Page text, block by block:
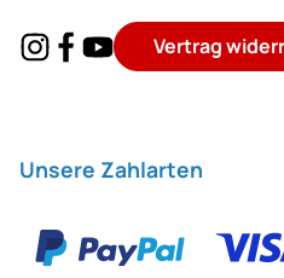
Vertrag
Unsere Zahlarten